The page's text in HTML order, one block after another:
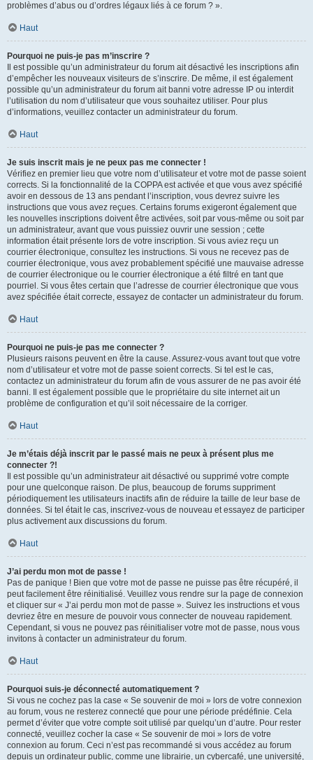
problèmes d’abus ou d’ordres légaux liés à ce forum ? ».
Haut
Pourquoi ne puis-je pas m’inscrire ?
Il est possible qu’un administrateur du forum ait désactivé les inscriptions afin
d’empêcher les nouveaux visiteurs de s’inscrire. De même, il est également
possible qu’un administrateur du forum ait banni votre adresse IP ou interdit
l’utilisation du nom d’utilisateur que vous souhaitez utiliser. Pour plus
d’informations, veuillez contacter un administrateur du forum.
Haut
Je suis inscrit mais je ne peux pas me connecter !
Vérifiez en premier lieu que votre nom d’utilisateur et votre mot de passe soient
corrects. Si la fonctionnalité de la COPPA est activée et que vous avez spécifié
avoir en dessous de 13 ans pendant l’inscription, vous devrez suivre les
instructions que vous avez reçues. Certains forums exigeront également que
les nouvelles inscriptions doivent être activées, soit par vous-même ou soit par
un administrateur, avant que vous puissiez ouvrir une session ; cette
information était présente lors de votre inscription. Si vous aviez reçu un
courrier électronique, consultez les instructions. Si vous ne recevez pas de
courrier électronique, vous avez probablement spécifié une mauvaise adresse
de courrier électronique ou le courrier électronique a été filtré en tant que
pourriel. Si vous êtes certain que l’adresse de courrier électronique que vous
avez spécifiée était correcte, essayez de contacter un administrateur du forum.
Haut
Pourquoi ne puis-je pas me connecter ?
Plusieurs raisons peuvent en être la cause. Assurez-vous avant tout que votre
nom d’utilisateur et votre mot de passe soient corrects. Si tel est le cas,
contactez un administrateur du forum afin de vous assurer de ne pas avoir été
banni. Il est également possible que le propriétaire du site internet ait un
problème de configuration et qu’il soit nécessaire de la corriger.
Haut
Je m’étais déjà inscrit par le passé mais ne peux à présent plus me
connecter ?!
Il est possible qu’un administrateur ait désactivé ou supprimé votre compte
pour une quelconque raison. De plus, beaucoup de forums suppriment
périodiquement les utilisateurs inactifs afin de réduire la taille de leur base de
données. Si tel était le cas, inscrivez-vous de nouveau et essayez de participer
plus activement aux discussions du forum.
Haut
J’ai perdu mon mot de passe !
Pas de panique ! Bien que votre mot de passe ne puisse pas être récupéré, il
peut facilement être réinitialisé. Veuillez vous rendre sur la page de connexion
et cliquer sur « J’ai perdu mon mot de passe ». Suivez les instructions et vous
devriez être en mesure de pouvoir vous connecter de nouveau rapidement.
Cependant, si vous ne pouvez pas réinitialiser votre mot de passe, nous vous
invitons à contacter un administrateur du forum.
Haut
Pourquoi suis-je déconnecté automatiquement ?
Si vous ne cochez pas la case « Se souvenir de moi » lors de votre connexion
au forum, vous ne resterez connecté que pour une période prédéfinie. Cela
permet d’éviter que votre compte soit utilisé par quelqu’un d’autre. Pour rester
connecté, veuillez cocher la case « Se souvenir de moi » lors de votre
connexion au forum. Ceci n’est pas recommandé si vous accédez au forum
depuis un ordinateur public, comme une librairie, un cybercafé, une université,